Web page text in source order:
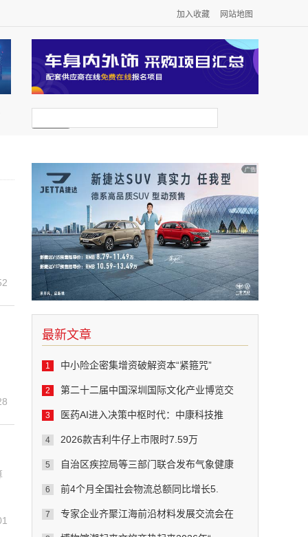
加入收藏 网站地图
最新文章
1 中小险企密集增资破解资本“紧箍咒”
2 第二十二届中国深圳国际文化产业博览交
3 医药AI进入决策中枢时代：中康科技推
4 2026款吉利牛仔上市限时7.59万
5 自治区疾控局等三部门联合发布气象健康
6 前4个月全国社会物流总额同比增长5.
7 专家企业齐聚江海前沿材料发展交流会在